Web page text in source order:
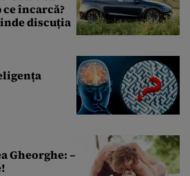
încarcă?
discuția
Gheorghe: –